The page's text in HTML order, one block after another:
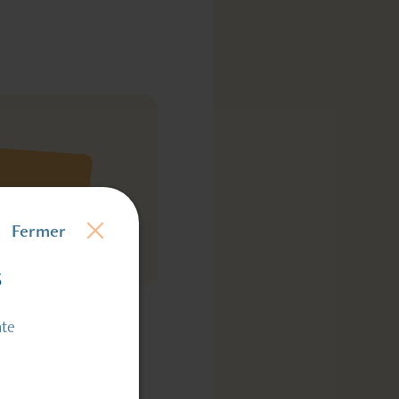
Fermer